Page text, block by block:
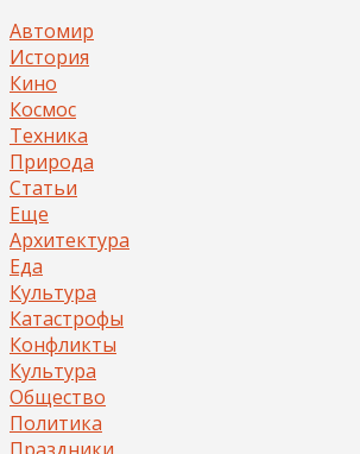
Автомир
История
Кино
Космос
Техника
Природа
Статьи
Еще
Архитектура
Еда
Культура
Катастрофы
Конфликты
Культура
Общество
Политика